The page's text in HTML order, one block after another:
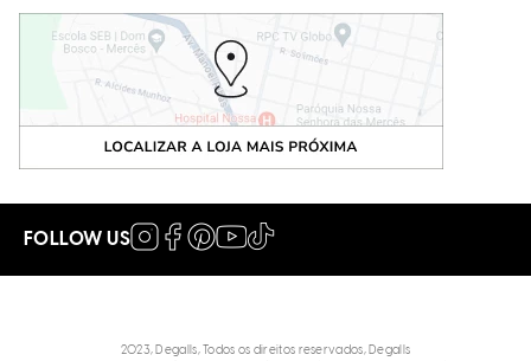
FOLLOW US
2023, Degalls, Todos os direitos reservados, Degalls